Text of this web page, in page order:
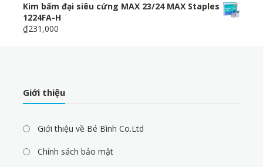
Kim bấm đại siêu cứng MAX 23/24 MAX Staples
1224FA-H
₫231,000
Giới thiệu
Giới thiệu về Bé Bình Co.Ltd
Chính sách bảo mật